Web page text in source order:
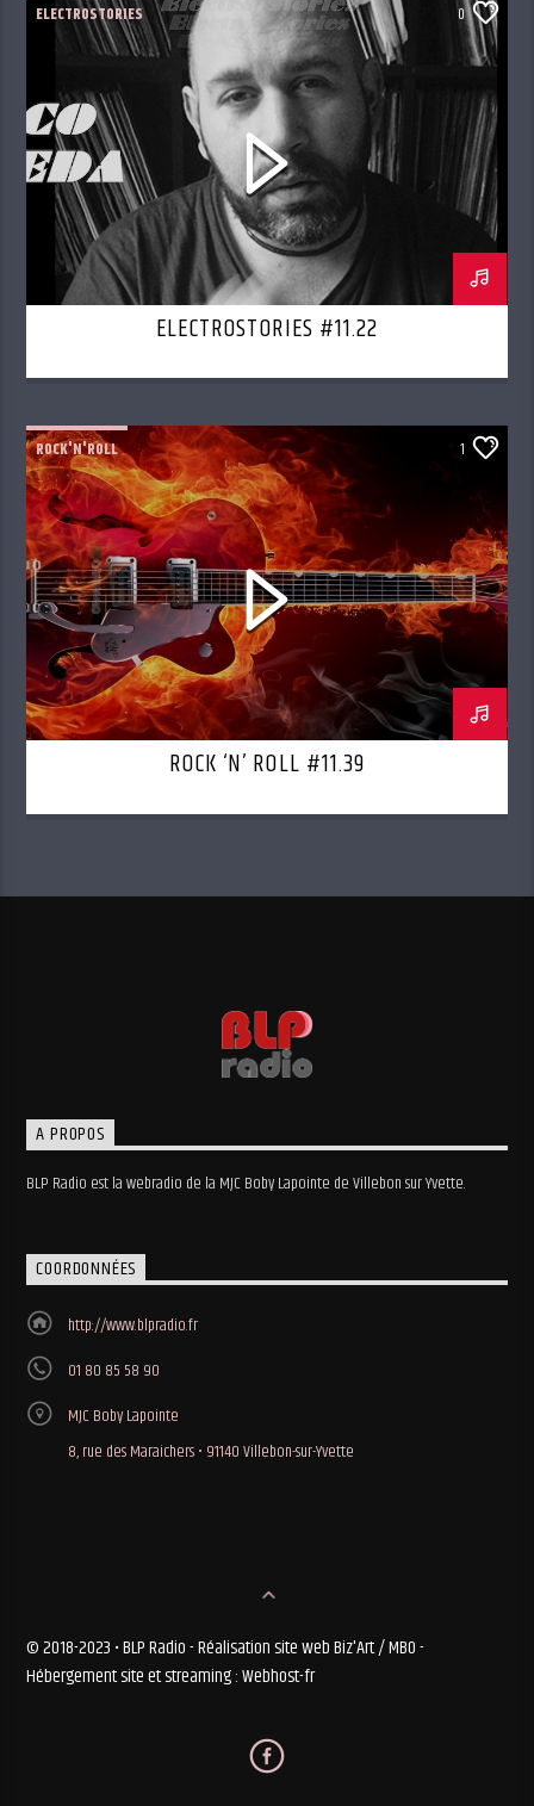
ELECTROSTORIES 0
ELECTROSTORIES #11.22
ROCK'N'ROLL 1
ROCK ‘N’ ROLL #11.39
A PROPOS
BLP Radio est la webradio de la MJC Boby Lapointe de Villebon sur Yvette.
COORDONNÉES
http://www.blpradio.fr
01 80 85 58 90
MJC Boby Lapointe
8, rue des Maraichers • 91140 Villebon-sur-Yvette
© 2018-2023 • BLP Radio - Réalisation site web Biz'Art / MBO -
Hébergement site et streaming : Webhost-fr